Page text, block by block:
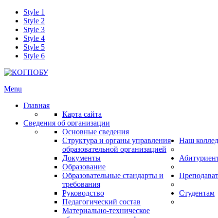
Style 1
Style 2
Style 3
Style 4
Style 5
Style 6
Menu
Главная
Карта сайта
Сведения об организации
Основные сведения
Структура и органы управления
образовательной организацией
Документы
Образование
Образовательные стандарты и
требования
Руководство
Педагогический состав
Материально-техническое
Наш
Студентам